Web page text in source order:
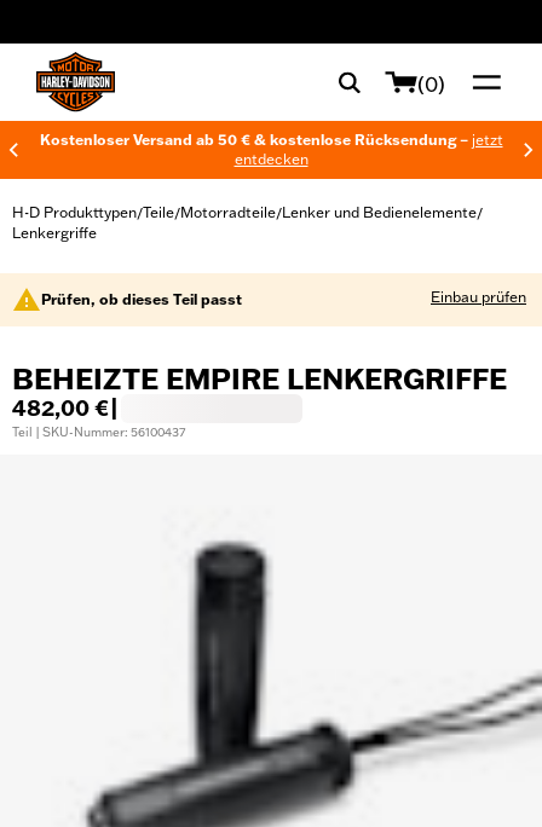
(0)
Kostenloser Versand ab 50 € & kostenlose Rücksendung – jetzt
entdecken
H-D Produkttypen/Teile/Motorradteile/Lenker und Bedienelemente/
Lenkergriffe
Prüfen, ob dieses Teil passt Einbau prüfen
BEHEIZTE EMPIRE LENKERGRIFFE
482,00 €
Teil | SKU-Nummer: 56100437